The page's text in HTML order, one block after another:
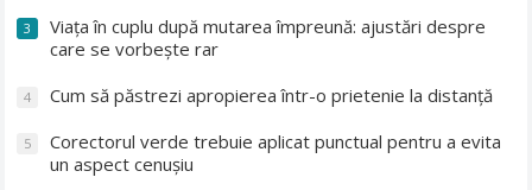
3
Viața în cuplu după mutarea împreună: ajustări despre
care se vorbește rar
4 Cum să păstrezi apropierea într-o prietenie la distanță
5
Corectorul verde trebuie aplicat punctual pentru a evita
un aspect cenușiu